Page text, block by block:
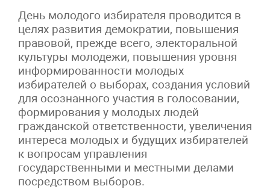
День молодого избирателя проводится в
целях развития демократии, повышения
правовой, прежде всего, электоральной
культуры молодежи, повышения уровня
информированности молодых
избирателей о выборах, создания условий
для осознанного участия в голосовании,
формирования у молодых людей
гражданской ответственности, увеличения
интереса молодых и будущих избирателей
к вопросам управления
государственными и местными делами
посредством выборов.